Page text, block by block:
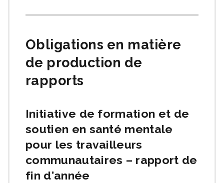
Obligations en matière
de production de
rapports
Initiative de formation et de
soutien en santé mentale
pour les travailleurs
communautaires – rapport de
fin d’année